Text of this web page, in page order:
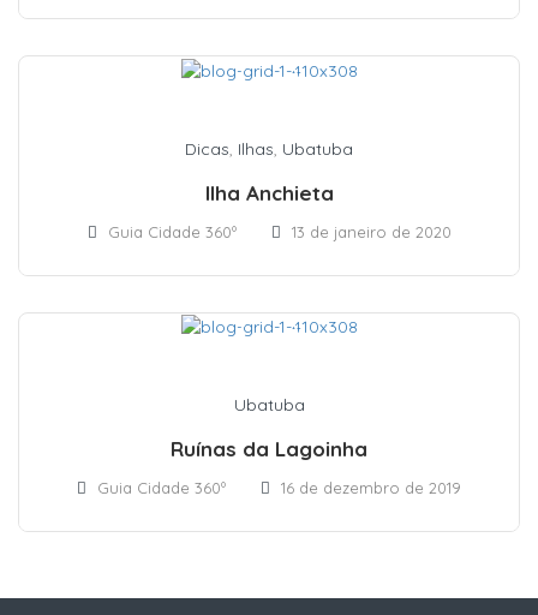
Dicas, Ilhas, Ubatuba
Ilha Anchieta
Guia Cidade 360º 13 de janeiro de 2020
Ubatuba
Ruínas da Lagoinha
Guia Cidade 360º 16 de dezembro de 2019